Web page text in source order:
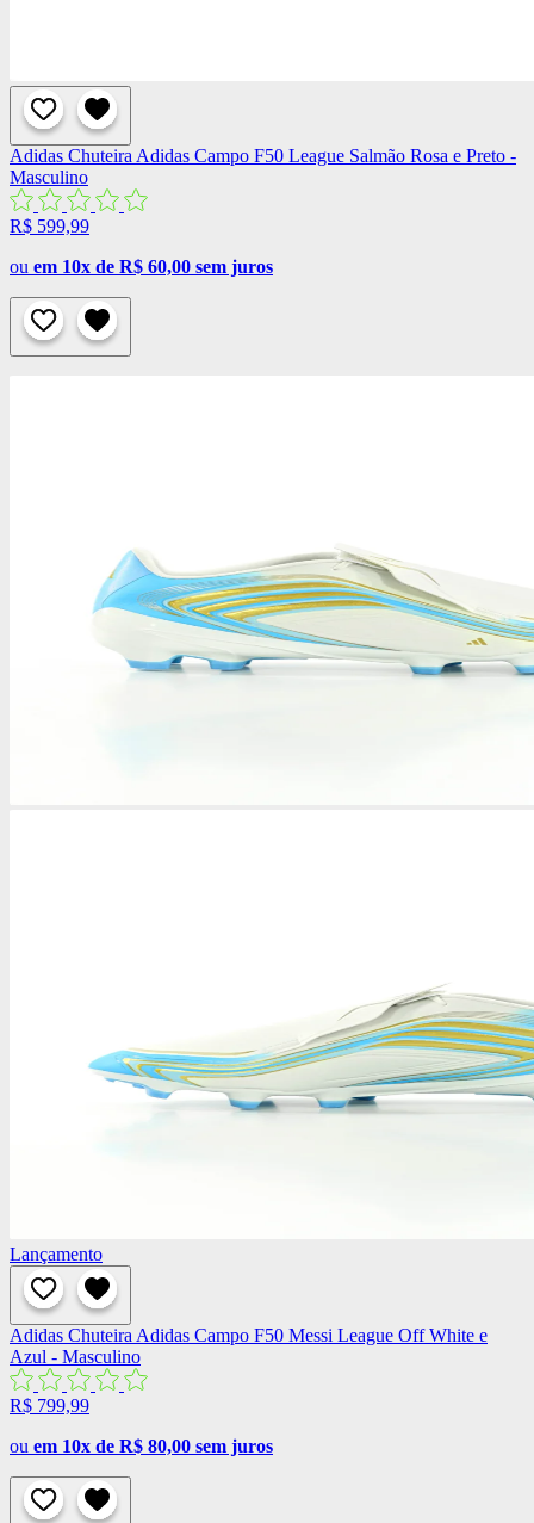
Adidas Chuteira Adidas Campo F50 League Salmão Rosa e Preto -
Masculino
R$ 599,99
ou em 10x de R$ 60,00 sem juros
Lançamento
Adidas Chuteira Adidas Campo F50 Messi League Off White e
Azul - Masculino
R$ 799,99
ou em 10x de R$ 80,00 sem juros